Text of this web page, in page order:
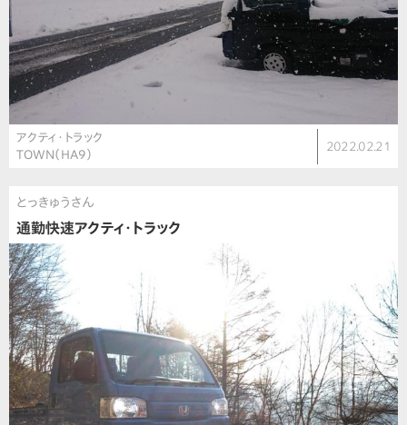
アクティ・トラック
TOWN（HA9）
2022.02.21
とっきゅうさん
通勤快速アクティ・トラック